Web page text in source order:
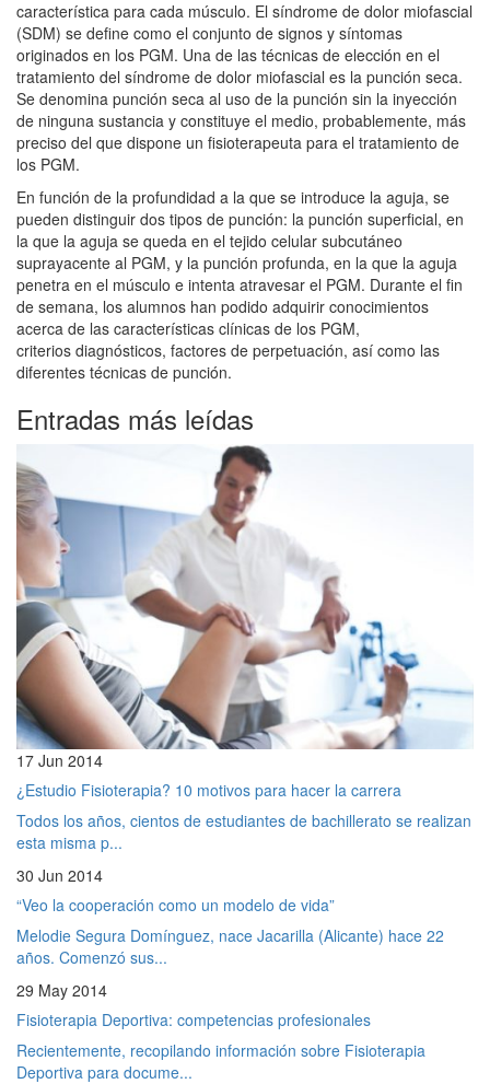
característica para cada músculo. El síndrome de dolor miofascial
(SDM) se define como el conjunto de signos y síntomas
originados en los PGM. Una de las técnicas de elección en el
tratamiento del síndrome de dolor miofascial es la punción seca.
Se denomina punción seca al uso de la punción sin la inyección
de ninguna sustancia y constituye el medio, probablemente, más
preciso del que dispone un fisioterapeuta para el tratamiento de
los PGM.
En función de la profundidad a la que se introduce la aguja, se
pueden distinguir dos tipos de punción: la punción superficial, en
la que la aguja se queda en el tejido celular subcutáneo
suprayacente al PGM, y la punción profunda, en la que la aguja
penetra en el músculo e intenta atravesar el PGM. Durante el fin
de semana, los alumnos han podido adquirir conocimientos
acerca de las características clínicas de los PGM,
criterios diagnósticos, factores de perpetuación, así como las
diferentes técnicas de punción.
Entradas más leídas
17 Jun 2014
¿Estudio Fisioterapia? 10 motivos para hacer la carrera
Todos los años, cientos de estudiantes de bachillerato se realizan
esta misma p...
30 Jun 2014
“Veo la cooperación como un modelo de vida”
Melodie Segura Domínguez, nace Jacarilla (Alicante) hace 22
años. Comenzó sus...
29 May 2014
Fisioterapia Deportiva: competencias profesionales
Recientemente, recopilando información sobre Fisioterapia
Deportiva para docume...